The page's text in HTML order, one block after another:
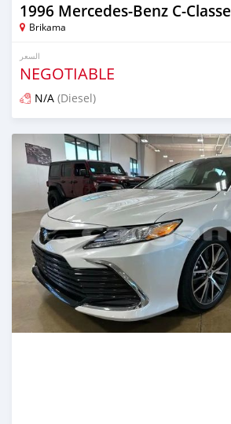
1996 Mercedes-Benz C-Classe
Brikama
السعر
NEGOTIABLE
N/A (Diesel)
تم النشر منذ 4 أشهر مضت